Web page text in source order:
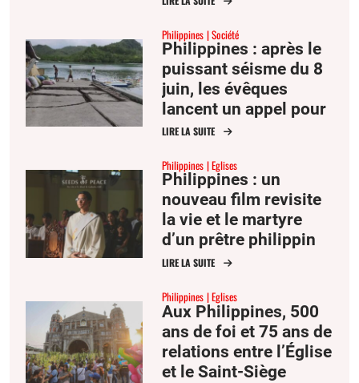
Philippines Société
Philippines : après le
puissant séisme du 8
juin, les évêques
lancent un appel pour
les victimes
LIRE LA SUITE
Philippines Eglises
Philippines : un
nouveau film revisite
la vie et le martyre
d’un prêtre philippin
tué en l’an 2000 à
LIRE LA SUITE
Philippines Eglises
Aux Philippines, 500
ans de foi et 75 ans de
relations entre l’Église
et le Saint-Siège